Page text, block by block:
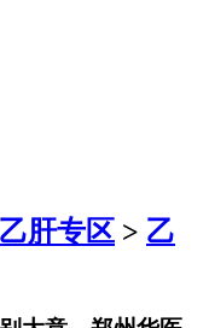
乙肝专区 > 乙